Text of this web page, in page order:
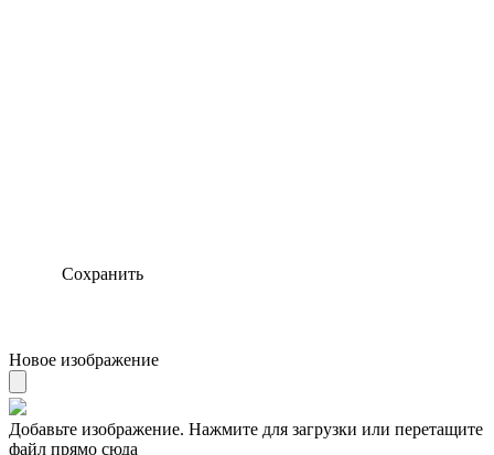
Сохранить
Новое изображение
Добавьте изображение. Нажмите для загрузки или перетащите
файл прямо сюда